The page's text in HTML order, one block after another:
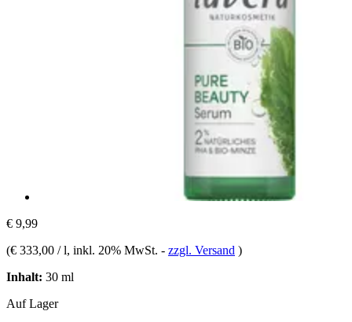
€ 9,99
(€ 333,00 / l, inkl. 20% MwSt. - zzgl. Versand )
Inhalt: 30 ml
Auf Lager